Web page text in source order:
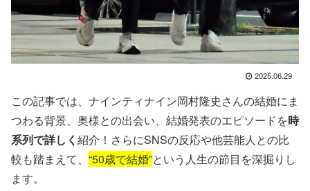
2025.06.29
この記事では、ナインティナイン岡村隆史さんの結婚にま
つわる背景、奥様との出会い、結婚発表のエピソードを時
系列で詳しく 紹介！さらにSNSの反応や他芸能人との比
較も踏まえて、 “50歳で結婚”という人生の節目を深掘りし
ます。